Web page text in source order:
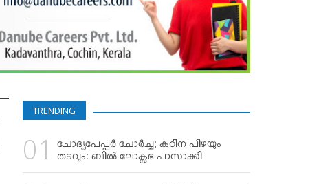
TRENDING
ചോദ്യപേപ്പര്‍ ചോര്‍ച്ച; കഠിന പിഴയും
തടവും: ബില്‍ ലോക്സഭ പാസാക്കി